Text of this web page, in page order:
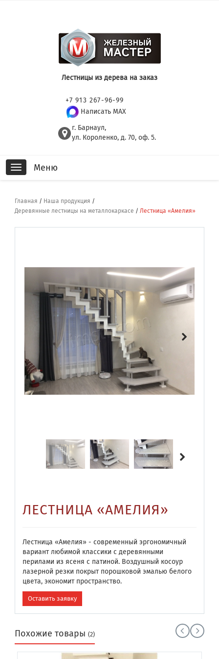
Лестницы из дерева на заказ
+7 913 267-96-99
Написать MAX
г. Барнаул,
ул. Короленко, д. 70, оф. 5.
Toggle
navigation
Меню
Главная / Наша продукция /
Деревянные лестницы на металлокаркасе / Лестница «Амелия»
ЛЕСТНИЦА «АМЕЛИЯ»
Лестница «Амелия» - современный эргономичный
вариант любимой классики с деревянными
перилами из ясеня с патиной. Воздушный косоур
лазерной резки покрыт порошковой эмалью белого
цвета, экономит пространство.
Оставить заявку
Похожие товары (2)